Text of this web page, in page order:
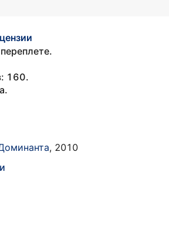
160.
, 2010